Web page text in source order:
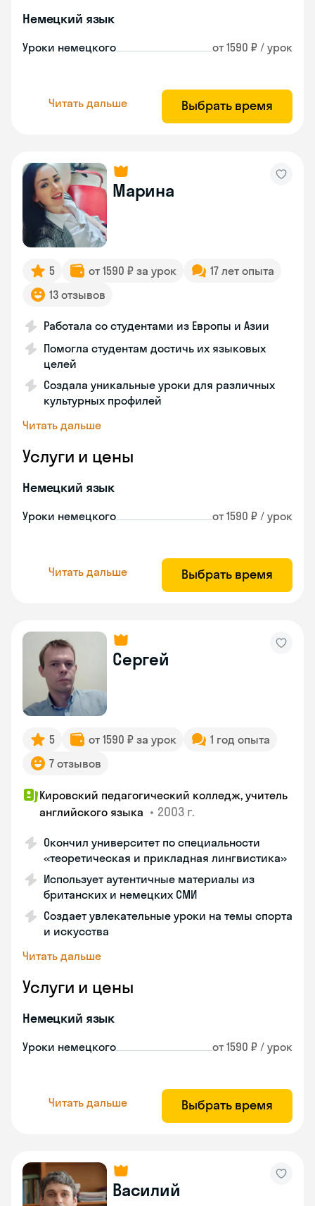
Немецкий язык
Уроки немецкого от 1590 ₽ / урок
Читать дальше Выбрать время
Марина
5 от 1590 ₽ за урок
17 лет опыта
13 отзывов
Работала со студентами из Европы и Азии
Помогла студентам достичь их языковых
целей
Создала уникальные уроки для различных
культурных профилей
Читать дальше
Услуги и цены
Немецкий язык
Уроки немецкого от 1590 ₽ / урок
Читать дальше Выбрать время
Сергей
5 от 1590 ₽ за урок
1 год опыта
7 отзывов
Кировский педагогический колледж, учитель
английского языка • 2003 г.
Окончил университет по специальности
«теоретическая и прикладная лингвистика»
Использует аутентичные материалы из
британских и немецких СМИ
Создает увлекательные уроки на темы спорта
и искусства
Читать дальше
Услуги и цены
Немецкий язык
Уроки немецкого от 1590 ₽ / урок
Читать дальше Выбрать время
Василий